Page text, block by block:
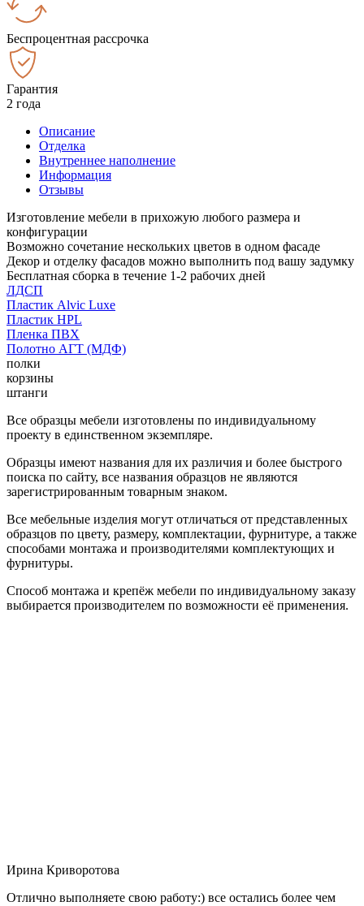
Беспроцентная рассрочка
Гарантия
2 года
Описание
Отделка
Внутреннее наполнение
Информация
Отзывы
Изготовление мебели в прихожую любого размера и
конфигурации
Возможно сочетание нескольких цветов в одном фасаде
Декор и отделку фасадов можно выполнить под вашу задумку
Бесплатная сборка в течение 1-2 рабочих дней
ЛДСП
Пластик Alvic Luxe
Пластик HPL
Пленка ПВХ
Полотно АГТ (МДФ)
полки
корзины
штанги
Все образцы мебели изготовлены по индивидуальному
проекту в единственном экземпляре.
Образцы имеют названия для их различия и более быстрого
поиска по сайту, все названия образцов не являются
зарегистрированным товарным знаком.
Все мебельные изделия могут отличаться от представленных
образцов по цвету, размеру, комплектации, фурнитуре, а также
способами монтажа и производителями комплектующих и
фурнитуры.
Способ монтажа и крепёж мебели по индивидуальному заказу
выбирается производителем по возможности её применения.
Ирина Криворотова
Отлично выполняете свою работу:) все остались более чем